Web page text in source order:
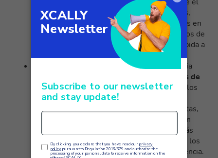
para las solicitudes de los clientes. Mediante el
aprendizaje automático y el análisis de datos,
puede sugerir respuestas adecuadas basadas en
escenarios anteriores, reduciendo los tiempos de
respuesta y proporcionando una solución rápida a
los clientes.
Análisis de datos y previsión:La inteligencia
analizar los datos recogidos de
diversas fuentes, como los comentarios de los
clientes, las interacciones pasadas y las
tendencias del mercado, para identificar pautas,
tendencias y oportunidades. Esta información
permite a las empresas tomar decisiones más
informadas, anticiparse a las necesidades de los
clientes y mejorar continuamente su experiencia.